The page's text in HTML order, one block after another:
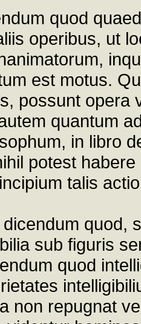
quod
operibus, ut
est motus.
possunt opera
quantum
in libro
potest
talis
quod,
sub figuris
quod
non repugnat